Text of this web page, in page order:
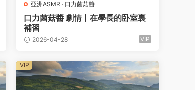
亞洲ASMR · 口力菌菇醬
口力菌菇醬 劇情丨在學長的卧室裏
補習
2026-04-28 VIP
VIP